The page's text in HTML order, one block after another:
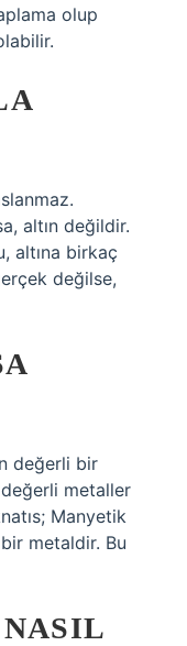
olup
altın değildir.
altına birkaç
değilse,
değerli bir
metaller
Manyetik
metaldir. Bu